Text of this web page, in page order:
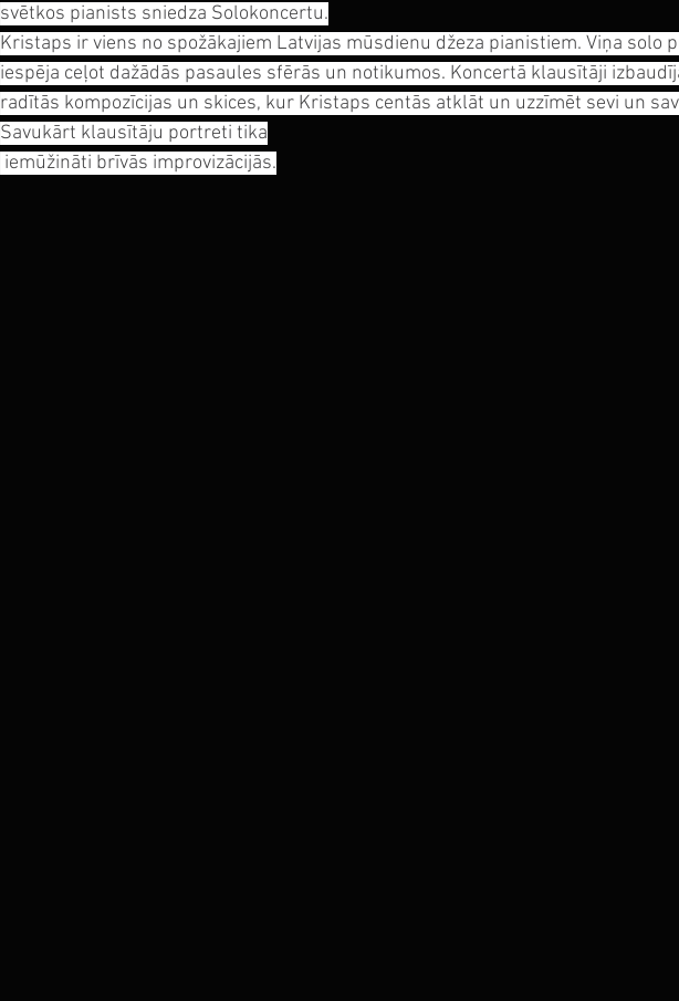
svētkos pianists sniedza Solokoncertu.
Kristaps ir viens no spožākajiem Latvijas mūsdienu džeza pianistiem. Viņa solo
iespēja ceļot dažādās pasaules sfērās un notikumos. Koncertā klausītāji
radītās kompozīcijas un skices, kur Kristaps centās atklāt un uzzīmēt sevi un
Savukārt klausītāju portreti tika
iemūžināti brīvās improvizācijās.